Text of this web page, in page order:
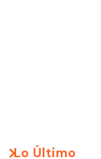
Lo Último